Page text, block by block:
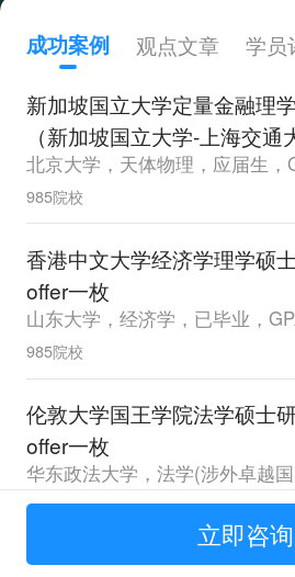
录取。
成功案例 观点文章
学员
新加坡国立大学定量金融理
（新加坡国立大学-上海交通
合开设）研究生offer一枚
985院校
香港中文大学经济学理学硕
offer一枚
985院校
伦敦大学国王学院法学硕士
offer一枚
普通本科
香港中文大学管理学理学硕
立即咨询